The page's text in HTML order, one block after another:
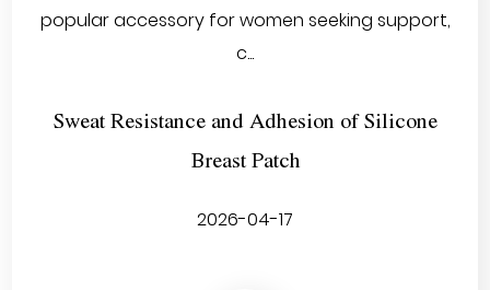
popular accessory for women seeking support,
c...
Sweat Resistance and Adhesion of Silicone
Breast Patch
2026-04-17